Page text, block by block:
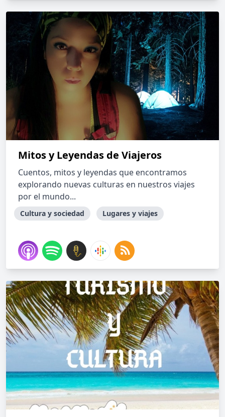
Mitos y Leyendas de Viajeros
Cuentos, mitos y leyendas que encontramos
explorando nuevas culturas en nuestros viajes
por el mundo...
Cultura y sociedad Lugares y viajes